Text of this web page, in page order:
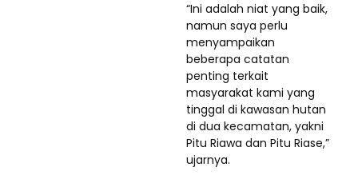
“Ini adalah niat yang baik,
namun saya perlu
menyampaikan
beberapa catatan
penting terkait
masyarakat kami yang
tinggal di kawasan hutan
di dua kecamatan, yakni
Pitu Riawa dan Pitu Riase,”
ujarnya.